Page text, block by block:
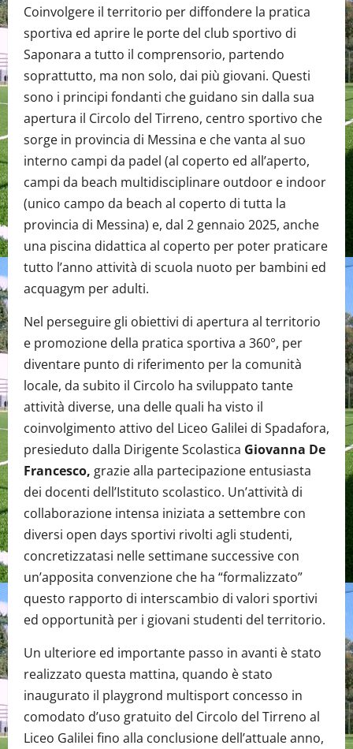
Coinvolgere il territorio per diffondere la pratica
sportiva ed aprire le porte del club sportivo di
Saponara a tutto il comprensorio, partendo
soprattutto, ma non solo, dai più giovani. Questi
sono i principi fondanti che guidano sin dalla sua
apertura il Circolo del Tirreno, centro sportivo che
sorge in provincia di Messina e che vanta al suo
interno campi da padel (al coperto ed all’aperto,
campi da beach multidisciplinare outdoor e indoor
(unico campo da beach al coperto di tutta la
provincia di Messina) e, dal 2 gennaio 2025, anche
una piscina didattica al coperto per poter praticare
tutto l’anno attività di scuola nuoto per bambini ed
acquagym per adulti.
Nel perseguire gli obiettivi di apertura al territorio
e promozione della pratica sportiva a 360°, per
diventare punto di riferimento per la comunità
locale, da subito il Circolo ha sviluppato tante
attività diverse, una delle quali ha visto il
coinvolgimento attivo del Liceo Galilei di Spadafora,
presieduto dalla Dirigente Scolastica Giovanna De
Francesco, grazie alla partecipazione entusiasta
dei docenti dell’Istituto scolastico. Un’attività di
collaborazione intensa iniziata a settembre con
diversi open days sportivi rivolti agli studenti,
concretizzatasi nelle settimane successive con
un’apposita convenzione che ha “formalizzato”
questo rapporto di interscambio di valori sportivi
ed opportunità per i giovani studenti del territorio.
Un ulteriore ed importante passo in avanti è stato
realizzato questa mattina, quando è stato
inaugurato il playgrond multisport concesso in
comodato d’uso gratuito del Circolo del Tirreno al
Liceo Galilei fino alla conclusione dell’attuale anno,